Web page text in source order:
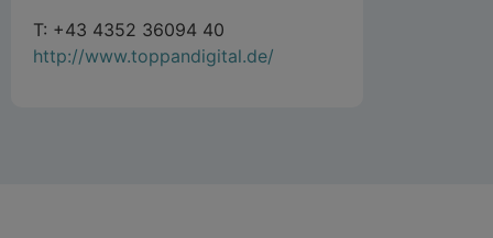
T: +43 4352 36094 40
http://www.toppandigital.de/